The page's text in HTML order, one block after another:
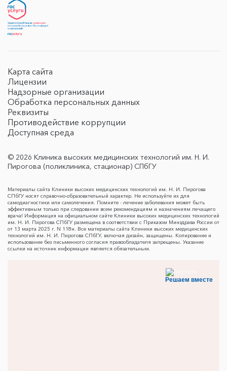
Карта сайта
Лицензии
Надзорные организации
Обработка персональных данных
Реквизиты
Противодействие коррупции
Доступная среда
© 2026 Клиника высоких медицинских технологий им. Н. И.
Пирогова (поликлиника, стационар) СПбГУ
Материалы сайта Клиники высоких медицинских технологий им. Н. И. Пирогова
СПбГУ носят справочно-образовательный характер. Не используйте их для
самодиагностики или самолечения. Помните - лечение заболевания может быть
эффективным только при следовании всем рекомендациям и назначениям лечащего
врача! Информация на официальном сайте Клиники высоких медицинских технологий
им. Н. И. Пирогова СПбГУ размещена в соответствии с Приказом Минздрава России от
от 13 марта 2025 г. N 118н. Все материалы сайта Клиники высоких медицинских
технологий им. Н. И. Пирогова СПбГУ, включая дизайн, защищены. Копирование и
использование без письменного согласия правообладателя запрещены. Указание
ссылки на источник информации является обязательным.
Решаем вместе